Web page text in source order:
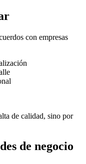
con empresas
de calidad, sino por
de negocio